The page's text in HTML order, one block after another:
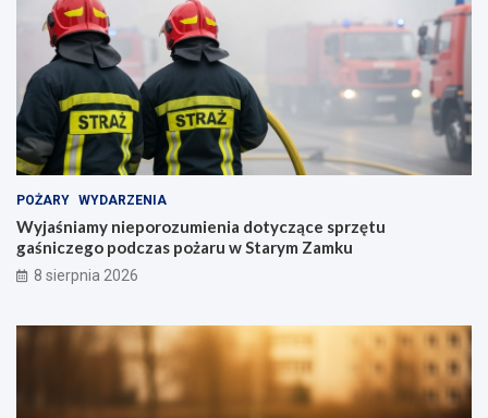
POŻARY WYDARZENIA
Wyjaśniamy nieporozumienia dotyczące sprzętu
gaśniczego podczas pożaru w Starym Zamku
8 sierpnia 2026